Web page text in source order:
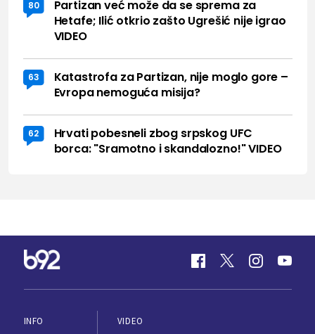
80
Partizan već može da se sprema za
Hetafe; Ilić otkrio zašto Ugrešić nije igrao
VIDEO
63
Katastrofa za Partizan, nije moglo gore –
Evropa nemoguća misija?
62
Hrvati pobesneli zbog srpskog UFC
borca: "Sramotno i skandalozno!" VIDEO
INFO
VIDEO